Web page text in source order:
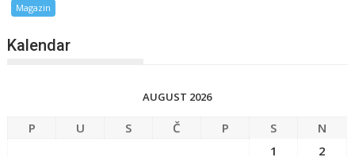
Magazin
Kalendar
AUGUST 2026
P U S Č P S
N
1
2